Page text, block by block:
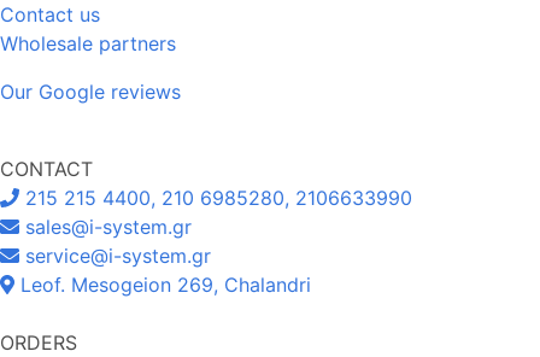
Contact us
Wholesale partners
Our Google reviews
CONTACT
215 215 4400, 210 6985280, 2106633990
sales@i-system.gr
service@i-system.gr
Leof. Mesogeion 269, Chalandri
ORDERS